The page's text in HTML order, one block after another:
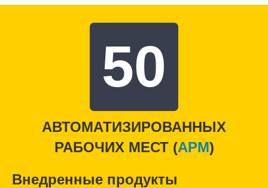
50
АВТОМАТИЗИРОВАННЫХ
РАБОЧИХ МЕСТ (APM)
Внедренные продукты